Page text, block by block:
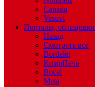
Canada
Vesuvi
Порталы, облицовки
Назад
Смотреть все
Bordelet
КимрПечь
Rocal
Meta